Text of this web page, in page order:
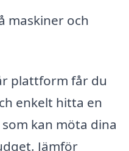
maskiner och
plattform får du
enkelt hitta en
kan möta dina
Jämför